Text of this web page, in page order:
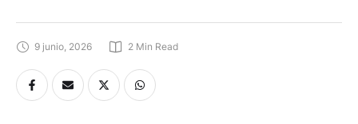
9 junio, 2026 2 Min Read